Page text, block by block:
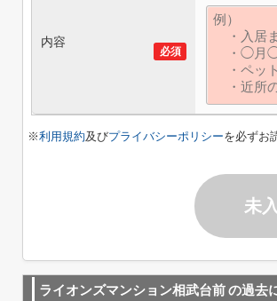
必須
内容
※利用規約及びプライバシーポリシーを必ずお
未
ライオンズマンション相武台前の過去